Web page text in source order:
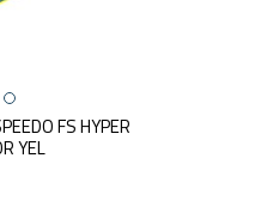
FS HYPER
YEL